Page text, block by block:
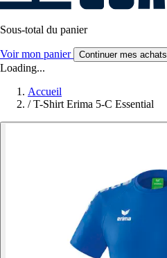
Sous-total du panier
Voir mon panier Continuer mes achats
Loading...
Accueil
/ T-Shirt Erima 5-C Essential